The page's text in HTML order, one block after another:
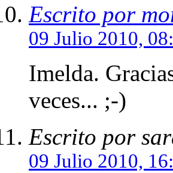
Escrito por
09 Julio 2010,
Imelda.
veces... ;-)
Escrito por
09 Julio 2010,